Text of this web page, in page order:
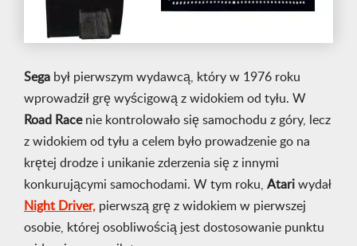
Sega był pierwszym wydawcą, który w 1976 roku
wprowadził grę wyścigową z widokiem od tyłu. W
Road Racenie kontrolowało się samochodu z góry, lecz
z widokiem od tyłu a celem było prowadzenie go na
krętej drodze i unikanie zderzenia się z innymi
konkurującymi samochodami. W tym roku, Atari wydał
Night Driver, pierwszą grę z widokiem w pierwszej
osobie, której osobliwością jest dostosowanie punktu